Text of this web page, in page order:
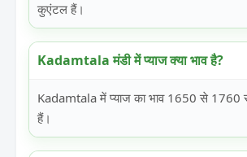
कुएंटल हैं।
Kadamtala मंडी में प्याज क्या भाव है?
Kadamtala में प्याज का भाव 1650 से 1760
हैं।